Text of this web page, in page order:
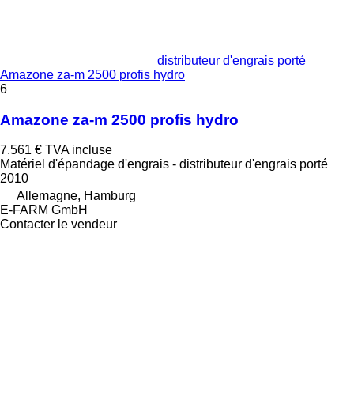
distributeur d'engrais porté
Amazone za-m 2500 profis hydro
6
Amazone za-m 2500 profis hydro
7.561 € TVA incluse
Matériel d'épandage d'engrais - distributeur d'engrais porté
2010
Allemagne, Hamburg
E-FARM GmbH
Contacter le vendeur